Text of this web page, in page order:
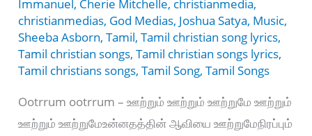
Immanuel, Cherie Mitchelle, christianmedia,
christianmedias, God Medias, Joshua Satya, Music,
Sheeba Asborn,Tamil,Tamil christian song lyrics,
Tamil christian songs,Tamil christian songs lyrics,
Tamil christians songs,Tamil Song,Tamil Songs
Ootrrum ootrrum – ஊற்றும் ஊற்றும் ஊற்றுமே ஊற்றும்
ஊற்றும் ஊற்றுமேஉன்னதத்தின் ஆவியை ஊற்றுமேநிரப்பும்